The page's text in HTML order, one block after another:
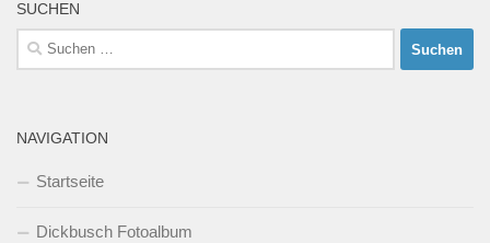
SUCHEN
Suchen
nach:
NAVIGATION
Startseite
Dickbusch Fotoalbum